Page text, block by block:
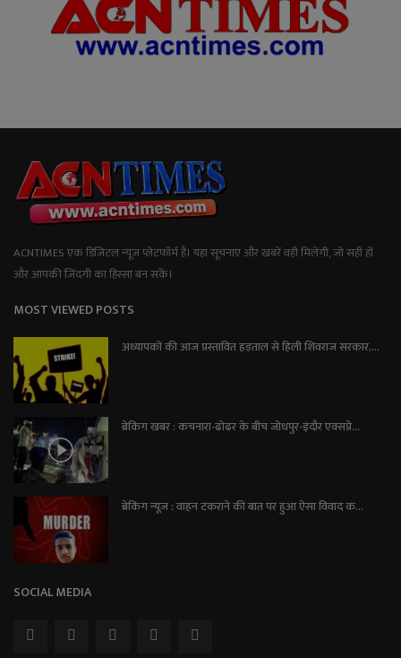
ACNTIMES एक डिजिटल न्यूज प्लेटफॉर्म है। यहां सूचनाएं और खबरें वही मिलेंगी, जो सही हों
और आपकी जिंदगी का हिस्सा बन सकें।
MOST VIEWED POSTS
अध्यापकों की आज प्रस्तावित हड़ताल से हिली शिवराज सरकार,...
ब्रेकिंग खबर : कचनारा-ढोढर के बीच जोधपुर-इंदौर एक्सप्रे...
ब्रेकिंग न्यूज़ : वाहन टकराने की बात पर हुआ ऐसा विवाद क...
SOCIAL MEDIA